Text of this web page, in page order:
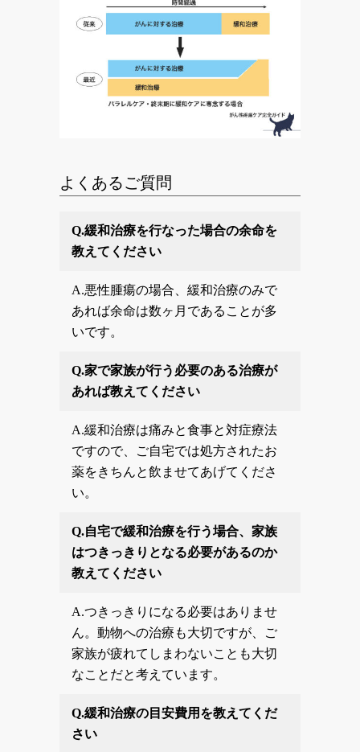
よくあるご質問
Q.緩和治療を行なった場合の余命を
教えてください
A.悪性腫瘍の場合、緩和治療のみで
あれば余命は数ヶ月であることが多
いです。
Q.家で家族が行う必要のある治療が
あれば教えてください
A.緩和治療は痛みと食事と対症療法
ですので、ご自宅では処方されたお
薬をきちんと飲ませてあげてくださ
い。
Q.自宅で緩和治療を行う場合、家族
はつきっきりとなる必要があるのか
教えてください
A.つきっきりになる必要はありませ
ん。動物への治療も大切ですが、ご
家族が疲れてしまわないことも大切
なことだと考えています。
Q.緩和治療の目安費用を教えてくだ
さい